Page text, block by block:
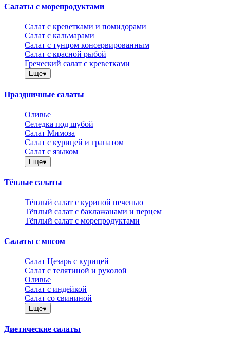
Салаты с морепродуктами
Салат с креветками и помидорами
Салат с кальмарами
Салат с тунцом консервированным
Салат с красной рыбой
Греческий салат с креветками
Еще
Праздничные салаты
Оливье
Селедка под шубой
Салат Мимоза
Салат с курицей и гранатом
Салат с языком
Еще
Тёплые салаты
Тёплый салат с куриной печенью
Тёплый салат с баклажанами и перцем
Тёплый салат с морепродуктами
Салаты с мясом
Салат Цезарь с курицей
Салат с телятиной и руколой
Оливье
Салат с индейкой
Салат со свининой
Еще
Диетические салаты